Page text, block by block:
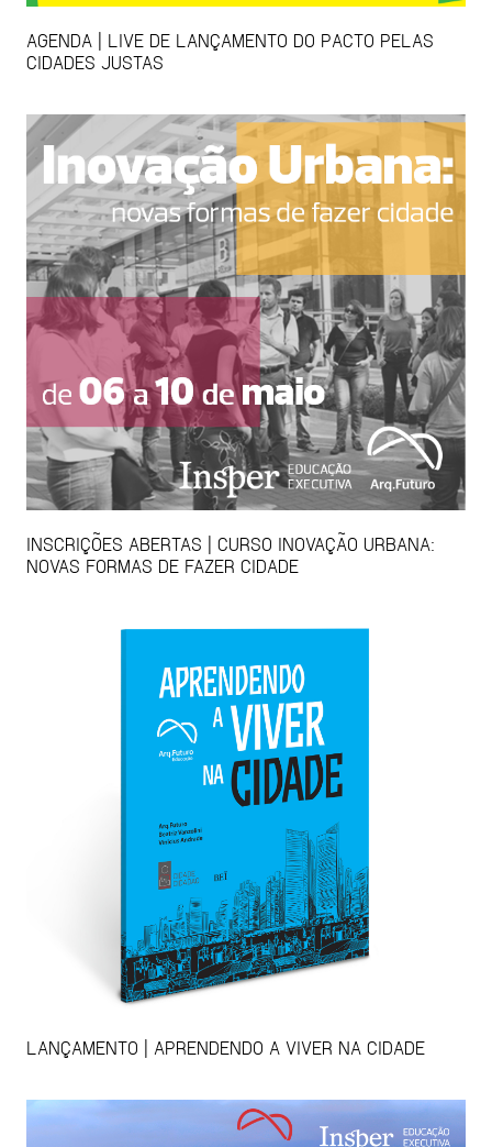
AGENDA | LIVE DE LANÇAMENTO DO PACTO PELAS
CIDADES JUSTAS
INSCRIÇÕES ABERTAS | CURSO INOVAÇÃO URBANA:
NOVAS FORMAS DE FAZER CIDADE
LANÇAMENTO | APRENDENDO A VIVER NA CIDADE